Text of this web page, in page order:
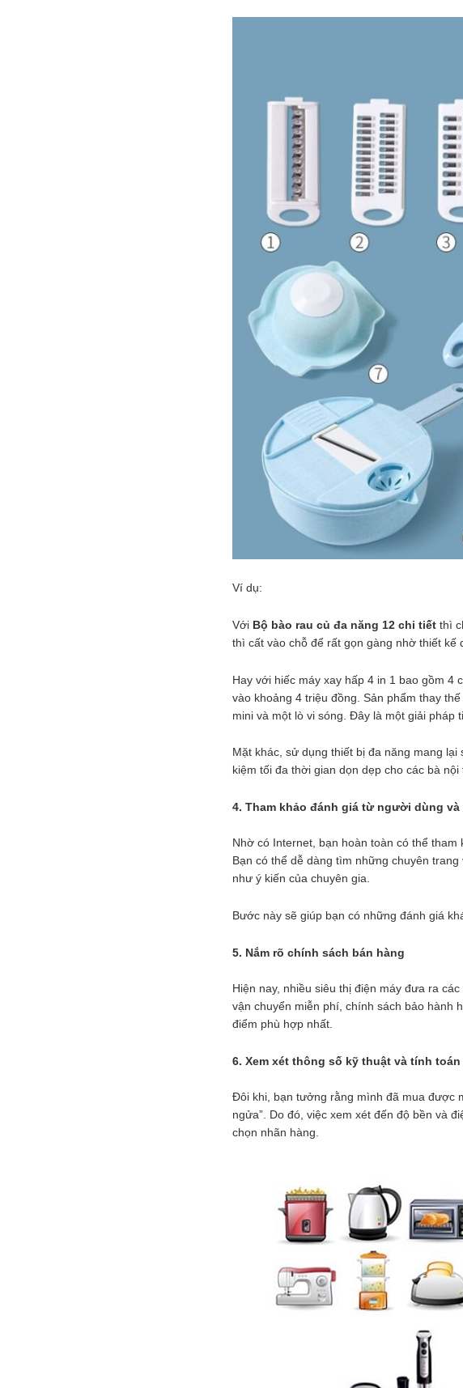
Ví dụ:
Với Bộ bào rau củ đa năng 12 chi tiết thì
thì cất vào chỗ để rất gọn gàng nhờ thiết kế
Hay với hiếc máy xay hấp 4 in 1 bao gồm 4
vào khoảng 4 triệu đồng. Sản phẩm thay
mini và một lò vi sóng. Đây là một giải pháp
Mặt khác, sử dụng thiết bị đa năng mang
kiệm tối đa thời gian dọn dẹp cho các bà nội
4. Tham khảo đánh giá từ người dùng và
Nhờ có Internet, bạn hoàn toàn có thể
Bạn có thể dễ dàng tìm những chuyên
như ý kiến của chuyên gia.
Bước này sẽ giúp bạn có những đánh giá
5. Nắm rõ chính sách bán hàng
Hiện nay, nhiều siêu thị điện máy đưa ra
vận chuyển miễn phí, chính sách bảo hành
điểm phù hợp nhất.
6. Xem xét thông số kỹ thuật và tính
Đôi khi, bạn tưởng rằng mình đã mua được
ngửa”. Do đó, việc xem xét đến độ bền và
chọn nhãn hàng.